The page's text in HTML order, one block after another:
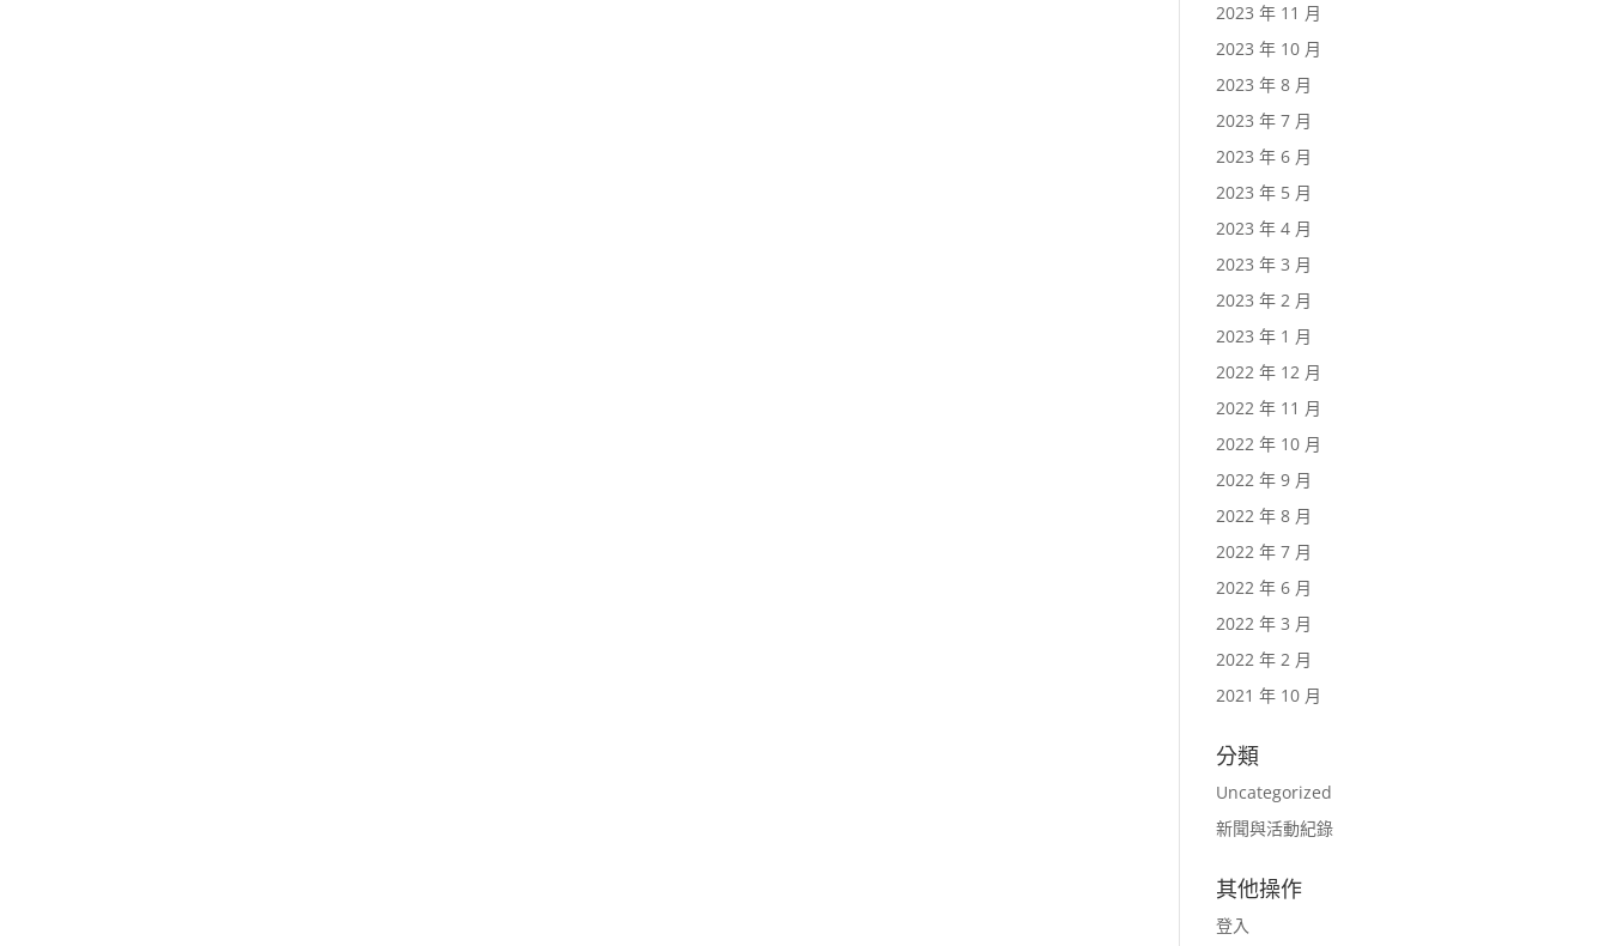
2023 年 11 月
2023 年 10 月
2023 年 8 月
2023 年 7 月
2023 年 6 月
2023 年 5 月
2023 年 4 月
2023 年 3 月
2023 年 2 月
2023 年 1 月
2022 年 12 月
2022 年 11 月
2022 年 10 月
2022 年 9 月
2022 年 8 月
2022 年 7 月
2022 年 6 月
2022 年 3 月
2022 年 2 月
2021 年 10 月
分類
Uncategorized
新聞與活動紀錄
其他操作
登入